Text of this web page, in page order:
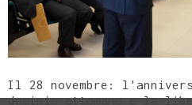
Il 28 novembre:
dominio ottomano e la